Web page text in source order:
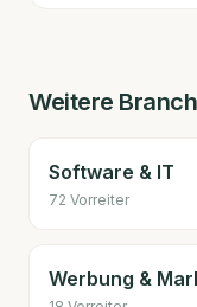
Weitere
Software & IT
72 Vorreiter
Werbung &